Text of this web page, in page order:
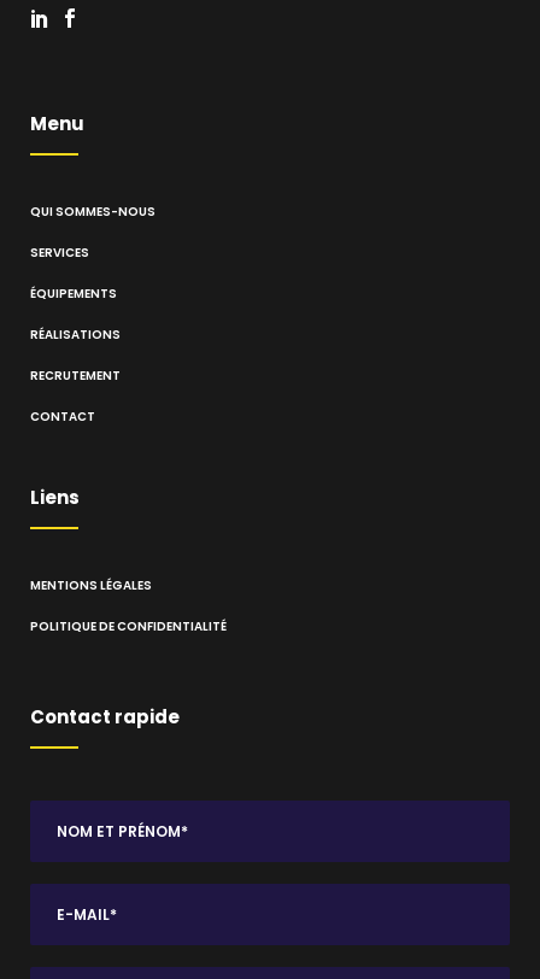
Menu
QUI SOMMES-NOUS
SERVICES
ÉQUIPEMENTS
RÉALISATIONS
RECRUTEMENT
CONTACT
Liens
MENTIONS LÉGALES
POLITIQUE DE CONFIDENTIALITÉ
Contact rapide